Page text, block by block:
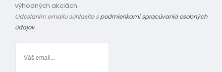
výhodných akciách.
Odoslaním emailu súhlasíte spodmienkami spracúvania osobných
údajov.